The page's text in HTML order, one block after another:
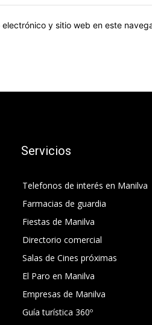
y sitio web en este
Servicios
Telefonos de interés en Manilva
Farmacias de guardia
Fiestas de Manilva
Directorio comercial
Salas de Cines próximas
El Paro en Manilva
Empresas de Manilva
Guía turística 360º